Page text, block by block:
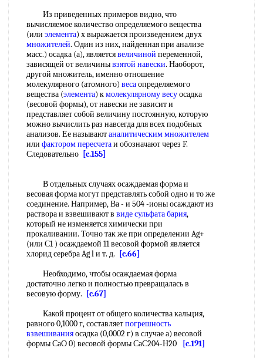
Из приведенных примеров видно, что
вычисляемое количество определяемого вещества
(или элемента) х выражается произведением двух
множителей. Один из них, найденная при анализе
масс.) осадка (а), являетсявеличиной переменной,
зависящей от величинывзятой навески. Наоборот,
другой множитель, именно отношение
молекулярного (атомного) весаопределяемого
вещества (элемента) кмолекулярному весуосадка
(весовой формы), от навески не зависит и
представляет собой величину постоянную, которую
можно вычислить раз навсегда для всех подобных
анализов. Ее называютаналитическим множителем
или фактором пересчетаи обозначают через F.
Следовательно [c.155]
В отдельных случаях осаждаемая форма и
весовая форма могут представлять собой одно и то же
соединение. Например, Ва - и 504 -ионы осаждают из
раствора и взвешивают в виде сульфата бария,
который не изменяется химически при
прокаливании. Точно так же при определении Ag+
(или С1 ) осаждаемой 11 весовой формой является
хлорид серебра Ag l и т. д.
[c.66]
Необходимо, чтобы осаждаемая форма
достаточно легко и полностью превращалась в
весовую форму.
[c.67]
Какой процент от общего количества кальция,
равного 0,1000 г, составляетпогрешность
взвешиванияосадка (0,0002 г) в случае а) весовой
формы СаО 0) весовой формы СаС204-Н20
[c.191]